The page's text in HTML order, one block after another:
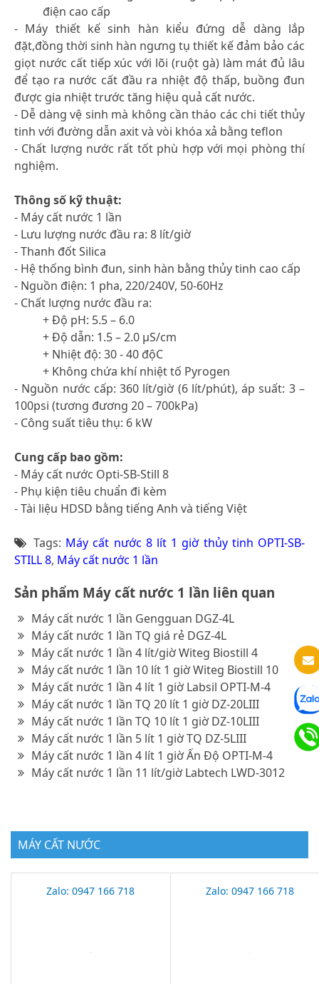
điện cao cấp
- Máy thiết kế sinh hàn kiểu đứng dễ dàng lắp
đặt,đồng thời sinh hàn ngưng tụ thiết kế đảm bảo các
giọt nước cất tiếp xúc với lõi (ruột gà) làm mát đủ lâu
để tạo ra nước cất đầu ra nhiệt độ thấp, buồng đun
được gia nhiệt trước tăng hiệu quả cất nước.
- Dễ dàng vệ sinh mà không cần tháo các chi tiết thủy
tinh với đường dẫn axit và vòi khóa xả bằng teflon
- Chất lượng nước rất tốt phù hợp với mọi phòng thí
nghiệm.
Thông số kỹ thuật:
- Máy cất nước 1 lần
- Lưu lượng nước đầu ra: 8 lít/giờ
- Thanh đốt Silica
- Hệ thống bình đun, sinh hàn bằng thủy tinh cao cấp
- Nguồn điện: 1 pha, 220/240V, 50-60Hz
- Chất lượng nước đầu ra:
+ Độ pH: 5.5 – 6.0
+ Độ dẫn: 1.5 – 2.0 µS/cm
+ Nhiệt độ: 30 - 40 độC
+ Không chứa khí nhiệt tố Pyrogen
- Nguồn nước cấp: 360 lít/giờ (6 lít/phút), áp suất: 3 –
100psi (tương đương 20 – 700kPa)
- Công suất tiêu thụ: 6 kW
Cung cấp bao gồm:
- Máy cất nước Opti-SB-Still 8
- Phụ kiện tiêu chuẩn đi kèm
- Tài liệu HDSD bằng tiếng Anh và tiếng Việt
Tags: Máy cất nước 8 lít 1 giờ thủy tinh OPTI-SB-
STILL 8, Máy cất nước 1 lần
Sản phẩm Máy cất nước 1 lần liên quan
Máy cất nước 1 lần Gengguan DGZ-4L
Máy cất nước 1 lần TQ giá rẻ DGZ-4L
Máy cất nước 1 lần 4 lít/giờ Witeg Biostill 4
Máy cất nước 1 lần 10 lít 1 giờ Witeg Biostill 10
Máy cất nước 1 lần 4 lít 1 giờ Labsil OPTI-M-4
Máy cất nước 1 lần TQ 20 lít 1 giờ DZ-20LIII
Máy cất nước 1 lần TQ 10 lít 1 giờ DZ-10LIII
Máy cất nước 1 lần 5 lít 1 giờ TQ DZ-5LIII
Máy cất nước 1 lần 4 lít 1 giờ Ấn Độ OPTI-M-4
Máy cất nước 1 lần 11 lít/giờ Labtech LWD-3012
MÁY CẤT NƯỚC
Zalo: 0947 166 718 Zalo: 0947 166 718